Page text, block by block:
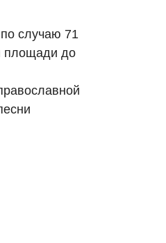
случаю 71
площади до